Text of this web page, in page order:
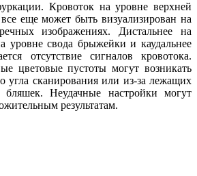
Кровоток на уровне верхней
еще может быть визуализирован на
изображениях. Дистальнее на
уровне свода брыжейки и каудальнее
отсутствие сигналов кровотока.
цветовые пустоты могут возникать
угла сканирования или из-за лежащих
бляшек. Неудачные настройки могут
результатам.